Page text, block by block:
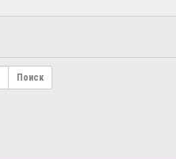
Поиск